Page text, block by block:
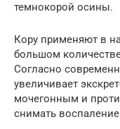
темнокорой осины.
Кору применяют в
большом
Согласно
увеличивает
мочегонным и
снимать